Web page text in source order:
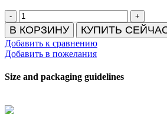
Количество
товара
Крыльчатка
для
двигателя
мм.
В КОРЗИНУ КУПИТЬ
Добавить к сравнению
Добавить в пожелания
Size and packaging guidelines